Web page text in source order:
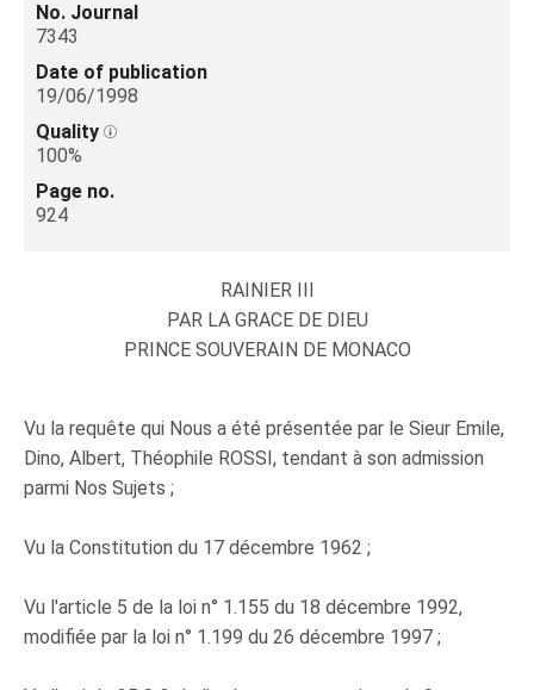
No. Journal
7343
Date of publication
19/06/1998
Quality
100%
Page no.
924
RAINIER III
PAR LA GRACE DE DIEU
PRINCE SOUVERAIN DE MONACO
Vu la requête qui Nous a été présentée par le Sieur Emile,
Dino, Albert, Théophile ROSSI, tendant à son admission
parmi Nos Sujets ;
Vu la Constitution du 17 décembre 1962 ;
Vu l'article 5 de la loi n° 1.155 du 18 décembre 1992,
modifiée par la loi n° 1.199 du 26 décembre 1997 ;